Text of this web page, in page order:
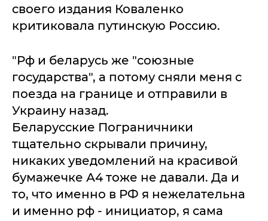
своего издания Коваленко
критиковала путинскую Россию.
"Рф и беларусь же "союзные
государства", а потому сняли меня с
поезда на границе и отправили в
Украину назад.
Беларусские Пограничники
тщательно скрывали причину,
никаких уведомлений на красивой
бумажечке А4 тоже не давали. Да и
то, что именно в РФ я нежелательна
и именно рф - инициатор, я сама